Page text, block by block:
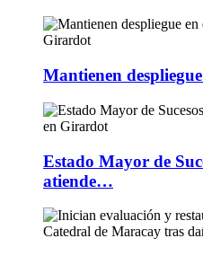
Mantienen
Estado Mayor de
atiende…